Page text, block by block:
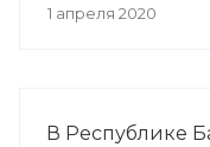
1 апреля 2020
В Республике